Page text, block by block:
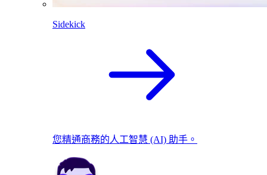
Sidekick
您精通商務的人工智慧 (AI) 助手。